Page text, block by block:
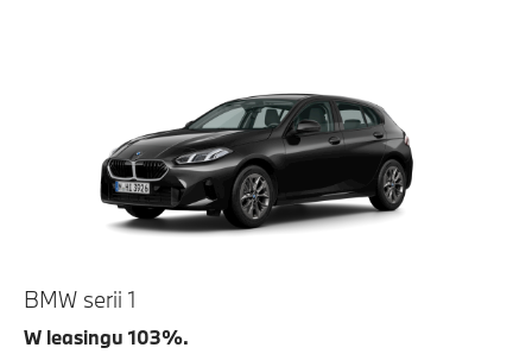
BMW serii 1
W leasingu 103%.